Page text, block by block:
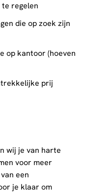
regelen
die op zoek zijn
op kantoor (hoeven
prij
wij je van harte
voor meer
een
je klaar om